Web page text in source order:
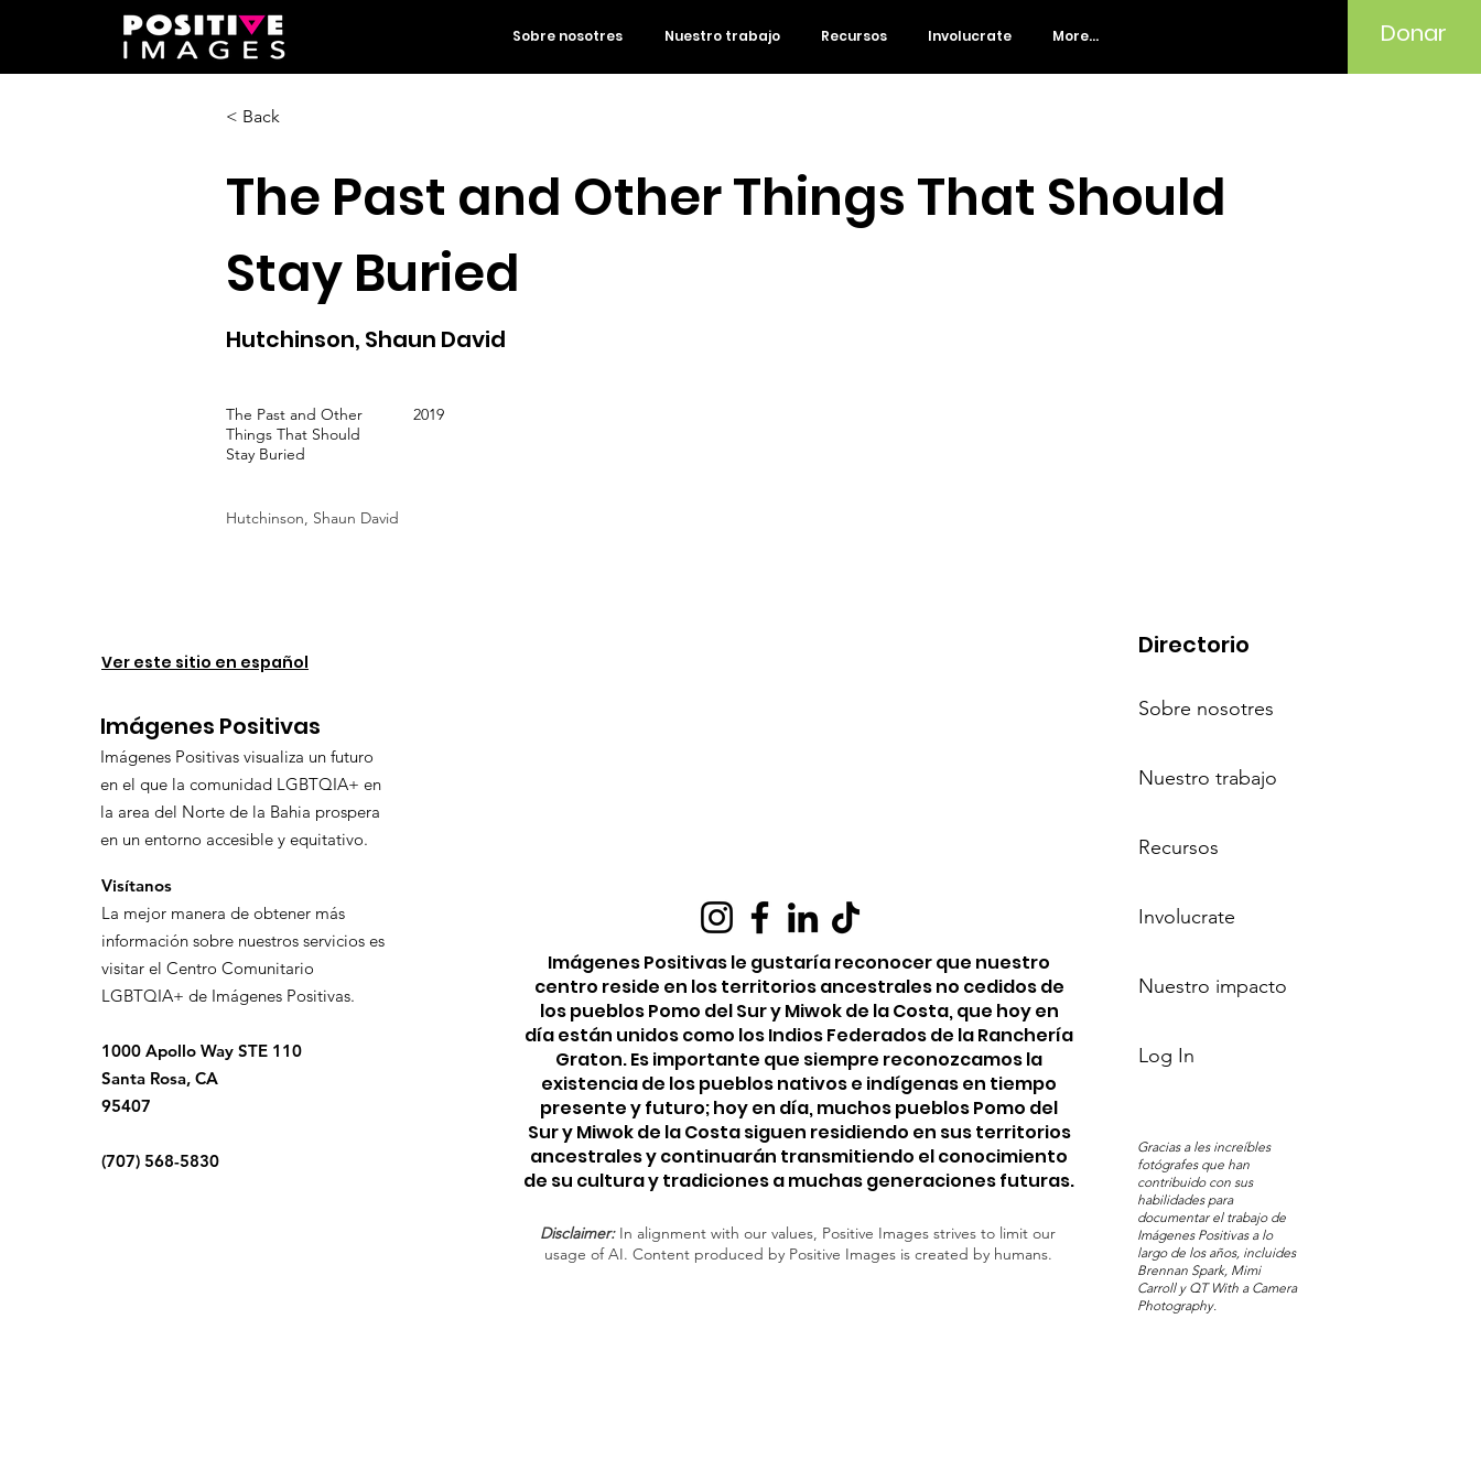
Sobre nosotres Nuestro trabajo Recursos Involucrate More... Donar
< Back
The Past and Other Things That Should
Stay Buried
Hutchinson, Shaun David
The Past and Other
Things That Should
Stay Buried
2019
Hutchinson, Shaun David
Ver este sitio en español
Imágenes Positivas
Imágenes Positivas visualiza un futuro
en el que la comunidad LGBTQIA+ en
la area del Norte de la Bahia prospera
en un entorno accesible y equitativo.
Visítanos
La mejor manera de obtener más
información sobre nuestros servicios es
visitar el Centro Comunitario
LGBTQIA+ de Imágenes Positivas.
1000 Apollo Way STE 110
Santa Rosa, CA
95407
(707) 568-5830
Imágenes Positivas le gustaría reconocer que nuestro
centro reside en los territorios ancestrales no cedidos de
los pueblos Pomo del Sur y Miwok de la Costa, que hoy en
día están unidos como los Indios Federados de la Ranchería
Graton. Es importante que siempre reconozcamos la
existencia de los pueblos nativos e indígenas en tiempo
presente y futuro; hoy en día, muchos pueblos Pomo del
Sur y Miwok de la Costa siguen residiendo en sus territorios
ancestrales y continuarán transmitiendo el conocimiento
de su cultura y tradiciones a muchas generaciones futuras.
Disclaimer:In alignment with our values, Positive Images strives to limit our
usage of AI. Content produced by Positive Images is created by humans.
Directorio
Sobre nosotres
Nuestro trabajo
Recursos
Involucrate
Nuestro impacto
Log In
Gracias a les increíbles
fotógrafes que han
contribuido con sus
habilidades para
documentar el trabajo de
Imágenes Positivas a lo
largo de los años, incluides
Brennan Spark, Mimi
Carroll y QT With a Camera
Photography.